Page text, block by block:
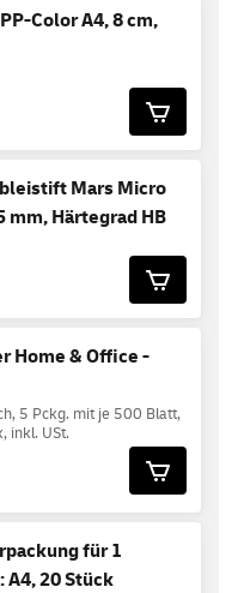
Color A4, 8 cm,
Mars Micro
mm, Härtegrad HB
Home & Office -
5 Pckg. mit je 500 Blatt,
inkl. USt.
für 1
A4, 20 Stück